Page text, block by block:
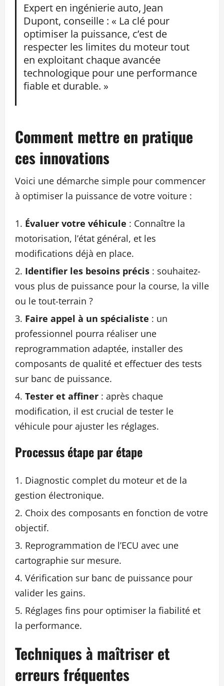
Expert en ingénierie auto, Jean
Dupont, conseille : « La clé pour
optimiser la puissance, c’est de
respecter les limites du moteur tout
en exploitant chaque avancée
technologique pour une performance
fiable et durable. »
Comment mettre en pratique
ces innovations
Voici une démarche simple pour commencer
à optimiser la puissance de votre voiture :
Évaluer votre véhicule : Connaître la
motorisation, l’état général, et les
modifications déjà en place.
Identifier les besoins précis : souhaitez-
vous plus de puissance pour la course, la ville
ou le tout-terrain ?
Faire appel à un spécialiste : un
professionnel pourra réaliser une
reprogrammation adaptée, installer des
composants de qualité et effectuer des tests
sur banc de puissance.
Tester et affiner : après chaque
modification, il est crucial de tester le
véhicule pour ajuster les réglages.
Processus étape par étape
Diagnostic complet du moteur et de la
gestion électronique.
Choix des composants en fonction de votre
objectif.
Reprogrammation de l’ECU avec une
cartographie sur mesure.
Vérification sur banc de puissance pour
valider les gains.
Réglages fins pour optimiser la fiabilité et
la performance.
Techniques à maîtriser et
erreurs fréquentes